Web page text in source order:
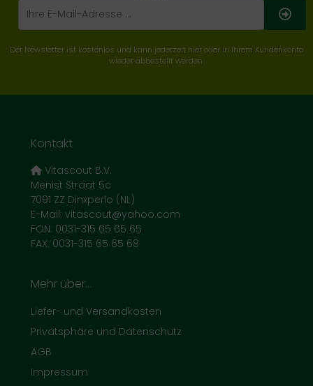
Der Newsletter ist kostenlos und kann jederzeit hier oder in Ihrem Kundenkonto
wieder abbestellt werden.
Kontakt
Vitascout B.V.
Menist Straat 5c
7091 ZZ Dinxperlo (NL)
E-Mail: vitascout@yahoo.com
FON: 0031-315 65 65 65
FAX: 0031-315 65 65 68
Mehr über...
Liefer- und Versandkosten
Privatsphäre und Datenschutz
AGB
Impressum